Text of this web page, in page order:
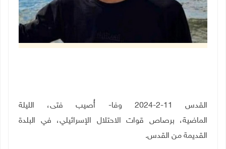
القدس 11-2-2024 وفا- أُصيب فتى، الليلة
الماضية، برصاص قوات الاحتلال الإسرائيلي، في البلدة
القديمة من القدس.